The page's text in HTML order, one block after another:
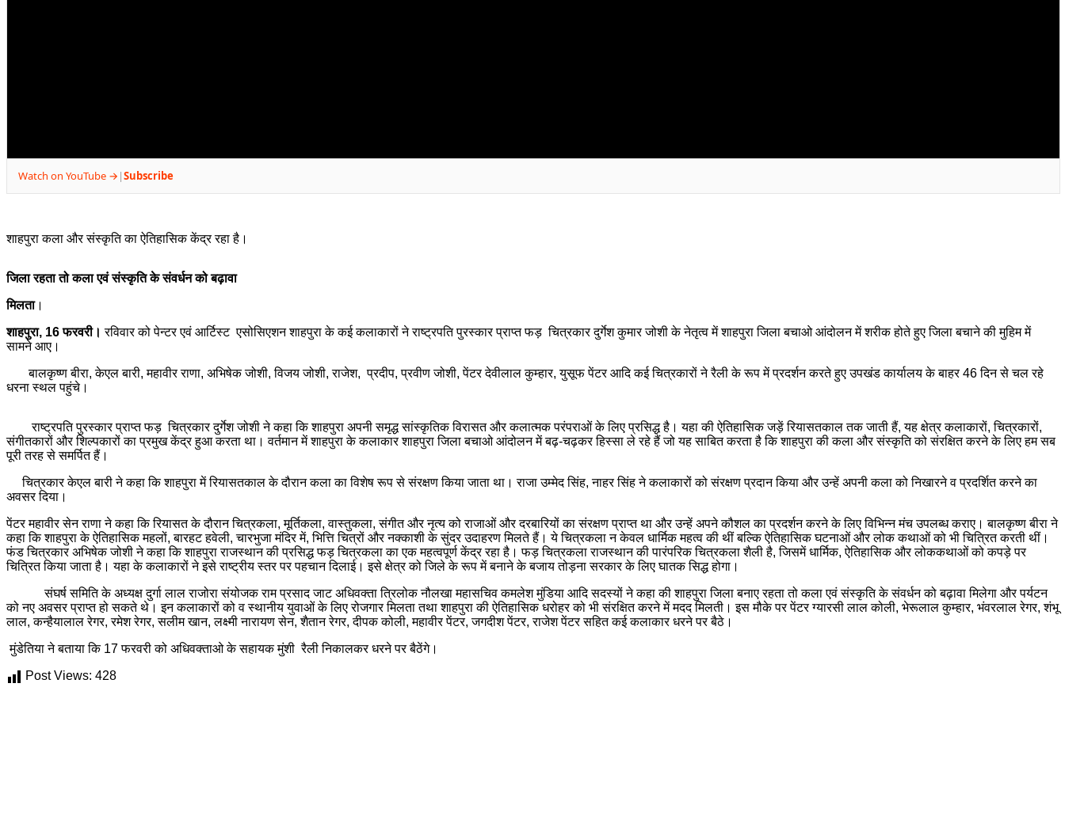
Watch on YouTube → |Subscribe
शाहपुरा कला और संस्कृति का ऐतिहासिक केंद्र रहा है।
जिला रहता तो कला एवं संस्कृति के संवर्धन को बढ़ावा
मिलता।
शाहपुरा, 16 फरवरी।रविवार को पेन्टर एवं आर्टिस्ट एसोसिएशन शाहपुरा के कई कलाकारों ने राष्ट्रपति पुरस्कार प्राप्त फड़ चित्रकार दुर्गेश कुमार जोशी के नेतृत्व में शाहपुरा जिला बचाओ आंदोलन में शरीक होते हुए जिला बचाने की मुहिम में
सामने आए।
बालकृष्ण बीरा, केएल बारी, महावीर राणा, अभिषेक जोशी, विजय जोशी, राजेश, प्रदीप, प्रवीण जोशी, पेंटर देवीलाल कुम्हार, युसूफ पेंटर आदि कई चित्रकारों ने रैली के रूप में प्रदर्शन करते हुए उपखंड कार्यालय के बाहर 46 दिन से चल रहे
धरना स्थल पहुंचे।
राष्ट्रपति पुरस्कार प्राप्त फड़ चित्रकार दुर्गेश जोशी ने कहा कि शाहपुरा अपनी समृद्ध सांस्कृतिक विरासत और कलात्मक परंपराओं के लिए प्रसिद्ध है। यहा की ऐतिहासिक जड़ें रियासतकाल तक जाती हैं, यह क्षेत्र कलाकारों, चित्रकारों,
संगीतकारों और शिल्पकारों का प्रमुख केंद्र हुआ करता था। वर्तमान में शाहपुरा के कलाकार शाहपुरा जिला बचाओ आंदोलन में बढ़-चढ़कर हिस्सा ले रहे हैं जो यह साबित करता है कि शाहपुरा की कला और संस्कृति को संरक्षित करने के लिए हम सब
पूरी तरह से समर्पित हैं।
चित्रकार केएल बारी ने कहा कि शाहपुरा में रियासतकाल के दौरान कला का विशेष रूप से संरक्षण किया जाता था। राजा उम्मेद सिंह, नाहर सिंह ने कलाकारों को संरक्षण प्रदान किया और उन्हें अपनी कला को निखारने व प्रदर्शित करने का
अवसर दिया।
पेंटर महावीर सेन राणा ने कहा कि रियासत के दौरान चित्रकला, मूर्तिकला, वास्तुकला, संगीत और नृत्य को राजाओं और दरबारियों का संरक्षण प्राप्त था और उन्हें अपने कौशल का प्रदर्शन करने के लिए विभिन्न मंच उपलब्ध कराए। बालकृष्ण बीरा ने
कहा कि शाहपुरा के ऐतिहासिक महलों, बारहट हवेली, चारभुजा मंदिर में, भित्ति चित्रों और नक्काशी के सुंदर उदाहरण मिलते हैं। ये चित्रकला न केवल धार्मिक महत्व की थीं बल्कि ऐतिहासिक घटनाओं और लोक कथाओं को भी चित्रित करती थीं।
फंड चित्रकार अभिषेक जोशी ने कहा कि शाहपुरा राजस्थान की प्रसिद्ध फड़ चित्रकला का एक महत्वपूर्ण केंद्र रहा है। फड़ चित्रकला राजस्थान की पारंपरिक चित्रकला शैली है, जिसमें धार्मिक, ऐतिहासिक और लोककथाओं को कपड़े पर
चित्रित किया जाता है। यहा के कलाकारों ने इसे राष्ट्रीय स्तर पर पहचान दिलाई। इसे क्षेत्र को जिले के रूप में बनाने के बजाय तोड़ना सरकार के लिए घातक सिद्ध होगा।
संघर्ष समिति के अध्यक्ष दुर्गा लाल राजोरा संयोजक राम प्रसाद जाट अधिवक्ता त्रिलोक नौलखा महासचिव कमलेश मुंडिया आदि सदस्यों ने कहा की शाहपुरा जिला बनाए रहता तो कला एवं संस्कृति के संवर्धन को बढ़ावा मिलेगा और पर्यटन
को नए अवसर प्राप्त हो सकते थे। इन कलाकारों को व स्थानीय युवाओं के लिए रोजगार मिलता तथा शाहपुरा की ऐतिहासिक धरोहर को भी संरक्षित करने में मदद मिलती। इस मौके पर पेंटर ग्यारसी लाल कोली, भेरूलाल कुम्हार, भंवरलाल रेगर, शंभू
लाल, कन्हैयालाल रेगर, रमेश रेगर, सलीम खान, लक्ष्मी नारायण सेन, शैतान रेगर, दीपक कोली, महावीर पेंटर, जगदीश पेंटर, राजेश पेंटर सहित कई कलाकार धरने पर बैठे।
मुंडेतिया ने बताया कि 17 फरवरी को अधिवक्ताओ के सहायक मुंशी रैली निकालकर धरने पर बैठेंगे।
Post Views: 428